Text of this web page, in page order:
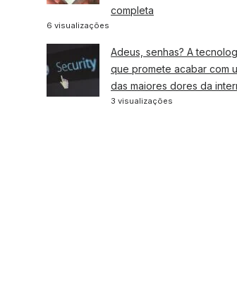
completa
6 visualizações
Adeus, senhas? A
que promete acabar com
das maiores dores da
3 visualizações